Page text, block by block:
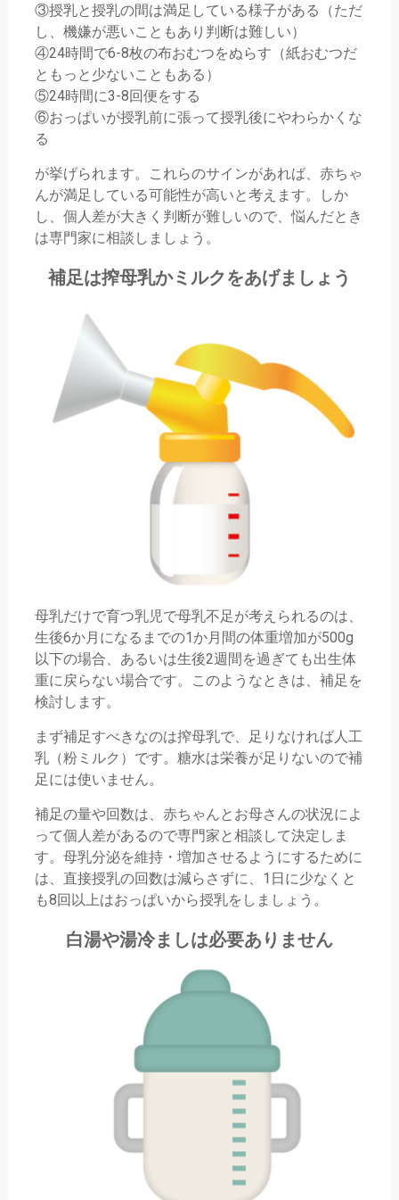
③授乳と授乳の間は満足している様子がある（ただ
し、機嫌が悪いこともあり判断は難しい）
④24時間で6-8枚の布おむつをぬらす（紙おむつだ
ともっと少ないこともある）
⑤24時間に3-8回便をする
⑥おっぱいが授乳前に張って授乳後にやわらかくな
る
が挙げられます。これらのサインがあれば、赤ちゃ
んが満足している可能性が高いと考えます。しか
し、個人差が大きく判断が難しいので、悩んだとき
は専門家に相談しましょう。
補足は搾母乳かミルクをあげましょう
母乳だけで育つ乳児で母乳不足が考えられるのは、
生後6か月になるまでの1か月間の体重増加が500g
以下の場合、あるいは生後2週間を過ぎても出生体
重に戻らない場合です。このようなときは、補足を
検討します。
まず補足すべきなのは搾母乳で、足りなければ人工
乳（粉ミルク）です。糖水は栄養が足りないので補
足には使いません。
補足の量や回数は、赤ちゃんとお母さんの状況によ
って個人差があるので専門家と相談して決定しま
す。母乳分泌を維持・増加させるようにするために
は、直接授乳の回数は減らさずに、1日に少なくと
も8回以上はおっぱいから授乳をしましょう。
白湯や湯冷ましは必要ありません